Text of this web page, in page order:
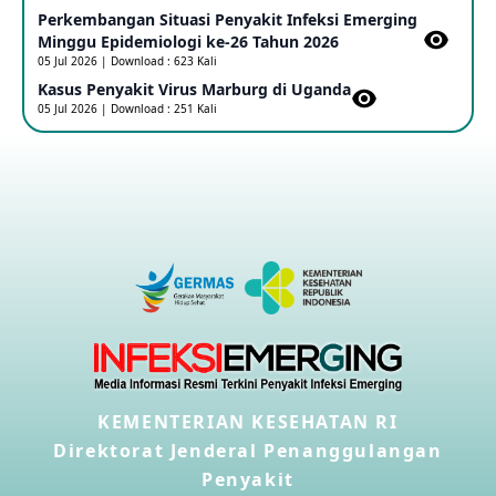
Outbreak Penyakti Ebola di RD Kongo
16 May 2026
Kasus Konfirmasi A(H5NN6) di Cina
Penyakit virus Hanta di Kapal Pesiar Keberangkatan
04 May 2026
Penyakit Meningokokus di Vietnam
28 Apr 2026
Perkembangan Situasi Penyakit Infeksi Emerging
Minggu Epidemiologi ke-26 Tahun 2026
05 Jul 2026 | Download : 623 Kali
Kasus Penyakit Virus Marburg di Uganda
05 Jul 2026 | Download : 251 Kali
KEMENTERIAN KESEHATAN RI
Direktorat Jenderal Penanggulangan
Penyakit